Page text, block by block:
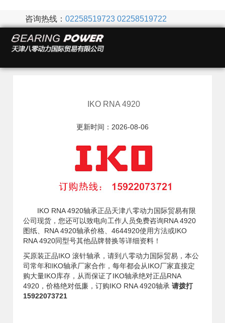
咨询热线： 02258519723 02258519722
IKO RNA 4920
更新时间：2026-08-06
IKO RNA 4920轴承正品天津八零动力国际贸易有限
公司现货，您还可以致电向工作人员免费咨询RNA 4920
图纸、RNA 4920轴承价格、4644920使用方法或IKO
RNA 4920同型号其他品牌替换等详细资料！
买原装正品IKO 滚针轴承，请到八零动力国际贸易，本公
司常年和IKO轴承厂家合作，每年都会从IKO厂家直接定
购大量IKO库存，从而保证了IKO轴承绝对正品RNA
4920，价格绝对低廉，订购IKO RNA 4920轴承请拨打
15922073721